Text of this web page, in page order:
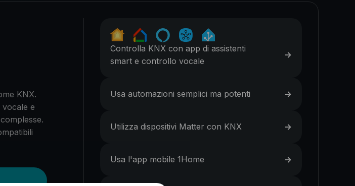
KNX.
e
Controlla KNX con app di assistenti
smart e controllo vocale
->
Usa automazioni semplici ma potenti ->
Utilizza dispositivi Matter con KNX ->
Usa l'app mobile 1Home ->